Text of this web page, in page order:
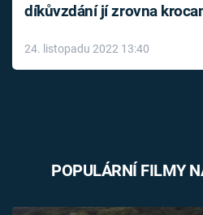
díkůvzdání jí zrovna
24. listopadu 2022 13:40
POPULÁRNÍ FILMY